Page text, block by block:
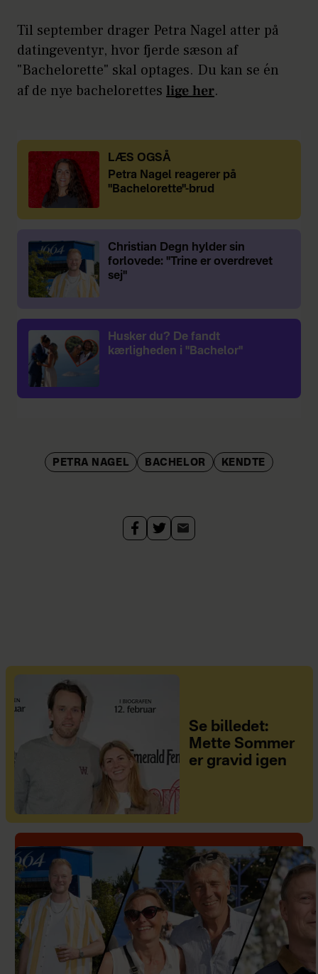
Til september drager Petra Nagel atter på
datingeventyr, hvor fjerde sæson af
"Bachelorette" skal optages. Du kan se én
af de nye bachelorettes lige her.
LÆS OGSÅ
Petra Nagel reagerer på
"Bachelorette"-brud
Christian Degn hylder sin
forlovede: "Trine er overdrevet
sej"
Husker du? De fandt
kærligheden i "Bachelor"
PETRA NAGEL BACHELOR KENDTE
Se billedet:
Mette Sommer
er gravid igen